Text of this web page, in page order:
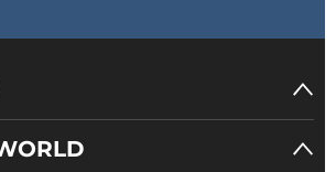
une portée d'au moins 4 mètres,
objets plus grands sont détectés à
mètre par exemple, sont affichés